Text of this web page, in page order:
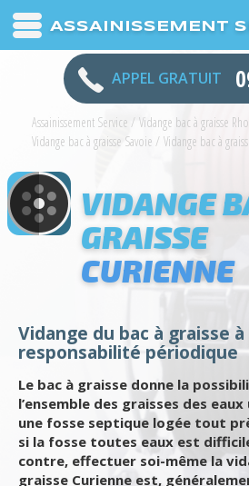
ASSAINISSEMENT
APPEL GRATUIT
Assainissement Service / Vidange bac à graisse
Vidange bac à graisse Savoie / Vidange bac à
VIDANGE
GRAISSE
CURIENNE
Vidange du bac à graisse
responsabilité périodique
Le bac à graisse donne la
l’ensemble des graisses des
une fosse septique logée tout
si la fosse toutes eaux est
contre, effectuer soi-même la
graisse Curienne est,